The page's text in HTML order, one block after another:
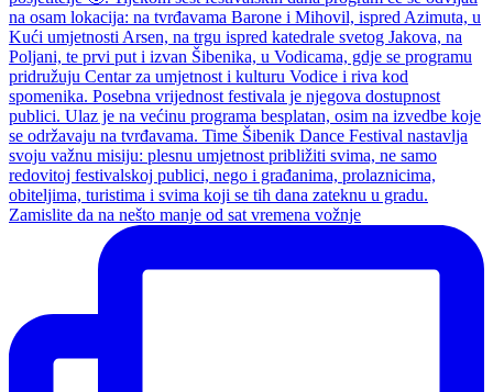
Zamislite da na nešto manje od sat vremena vožnje